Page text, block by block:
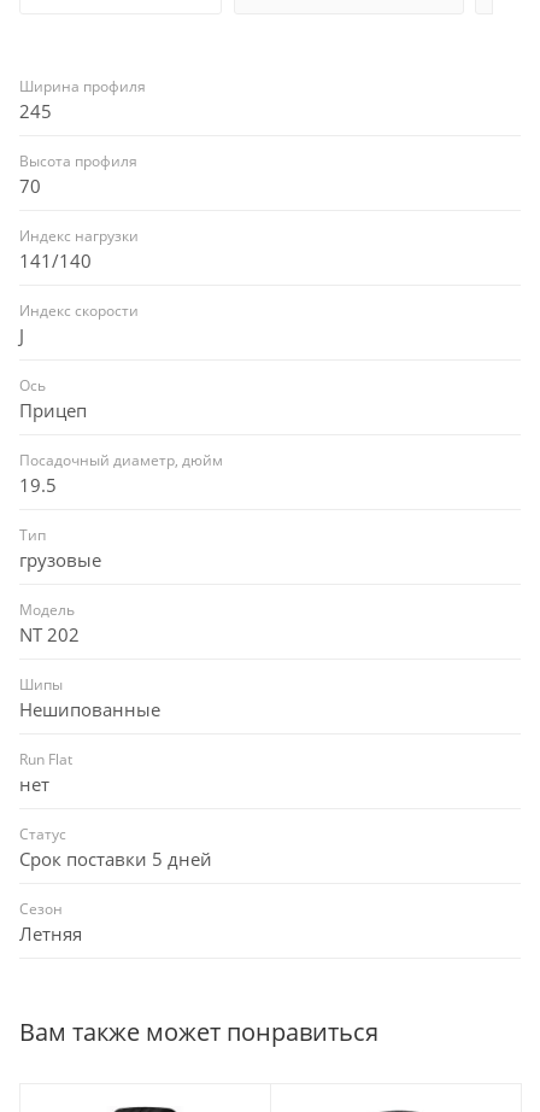
Ширина профиля
245
Высота профиля
70
Индекс нагрузки
141/140
Индекс скорости
J
Ось
Прицеп
Посадочный диаметр, дюйм
19.5
Тип
грузовые
Модель
NT 202
Шипы
Нешипованные
Run Flat
нет
Статус
Срок поставки 5 дней
Сезон
Летняя
Вам также может понравиться